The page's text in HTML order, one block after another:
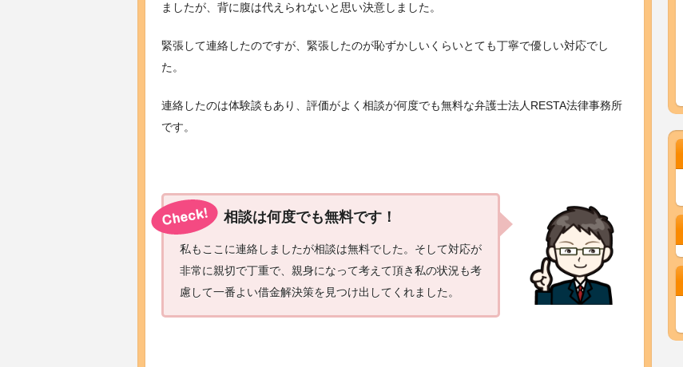
ましたが、背に腹は代えられないと思い決意しました。
緊張して連絡したのですが、緊張したのが恥ずかしいくらいとても丁寧で優しい対応でし
た。
連絡したのは体験談もあり、評価がよく相談が何度でも無料な弁護士法人RESTA法律事務所
です。
相談は何度でも無料です！
私もここに連絡しましたが相談は無料でした。そして対応が
非常に親切で丁重で、親身になって考えて頂き私の状況も考
慮して一番よい借金解決策を見つけ出してくれました。